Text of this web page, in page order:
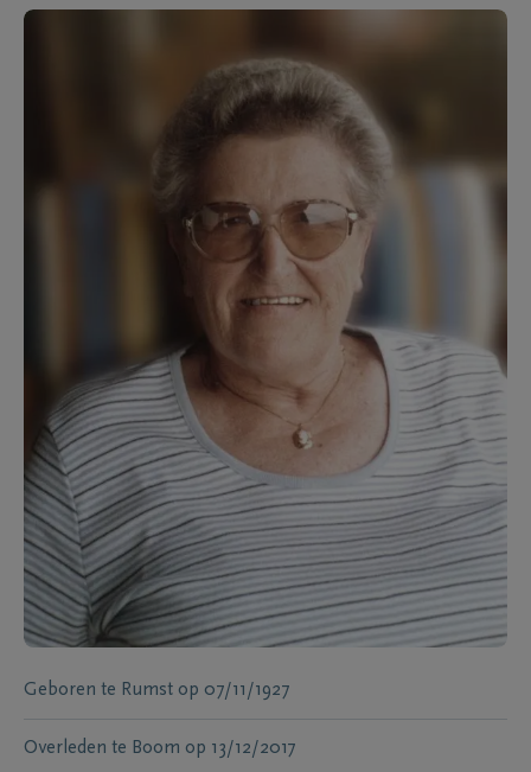
Geboren te Rumst op 07/11/1927
Overleden te Boom op 13/12/2017